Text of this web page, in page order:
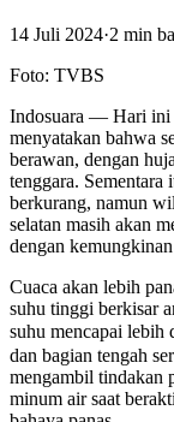
14 Juli 2024·2 min
Foto: TVBS
Indosuara — Hari ini
menyatakan bahwa
berawan, dengan
tenggara.
berkurang, namun
selatan masih akan
dengan
Cuaca akan lebih
suhu tinggi berkisar
suhu mencapai lebih
dan bagian tengah
mengambil tindakan
minum air saat